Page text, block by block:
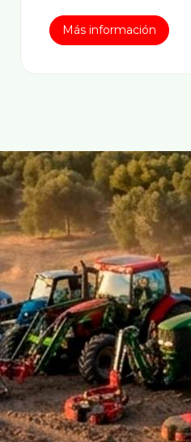
Más información